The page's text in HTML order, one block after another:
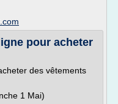
pour acheter
des vêtements
1 Mai)